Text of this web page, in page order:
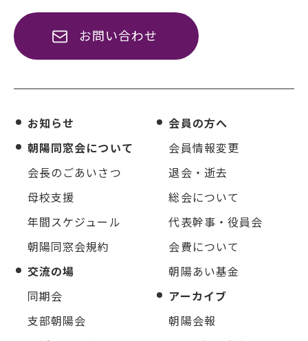
お問い合わせ
お知らせ
朝陽同窓会について
会長のごあいさつ
母校支援
年間スケジュール
朝陽同窓会規約
交流の場
同期会
支部朝陽会
会員の方へ
会員情報変更
退会・逝去
総会について
代表幹事・役員会
会費について
朝陽あい基金
アーカイブ
朝陽会報